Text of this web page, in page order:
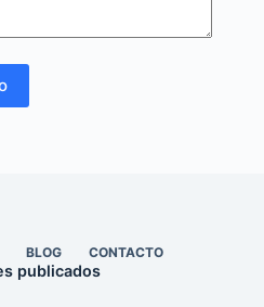
BLOG CONTACTO
publicados